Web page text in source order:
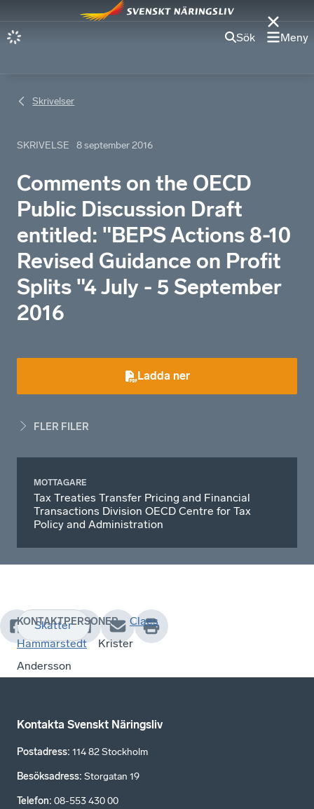
Sök Meny
Skrivelser
SKRIVELSE 8 september 2016
Comments on the OECD
Public Discussion Draft
entitled: "BEPS Actions 8-10
Revised Guidance on Profit
Splits "4 July - 5 September
2016
Ladda ner
FLER FILER
MOTTAGARE
Tax Treaties Transfer Pricing and Financial
Transactions Division OECD Centre for Tax
Policy and Administration
Skatter
KONTAKTPERSONER
Claes
Hammarstedt
Krister
Andersson
Kontakta Svenskt Näringsliv
Postadress: 114 82 Stockholm
Besöksadress: Storgatan 19
Telefon: 08-553 430 00